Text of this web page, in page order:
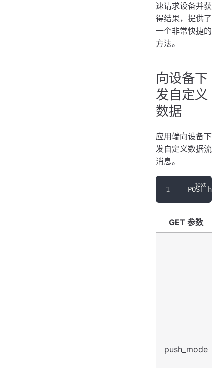
速请求设备并获
得结果，提供了
一个非常快捷的
方法。
向设备下
发自定义
数据
应用端向设备下
发自定义数据流
消息。
POST
GET 参数
push_mode